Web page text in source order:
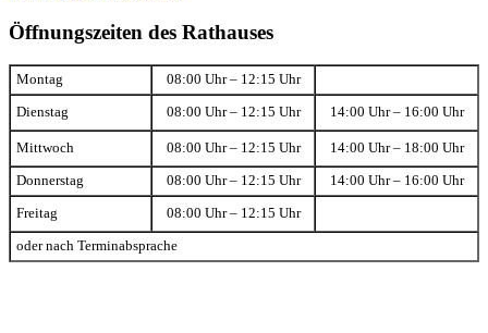
Öffnungszeiten des Rathauses
Montag 08:00 Uhr – 12:15 Uhr
Dienstag 08:00 Uhr – 12:15 Uhr 14:00 Uhr – 16:00 Uhr
Mittwoch 08:00 Uhr – 12:15 Uhr 14:00 Uhr – 18:00 Uhr
Donnerstag 08:00 Uhr – 12:15 Uhr 14:00 Uhr – 16:00 Uhr
Freitag 08:00 Uhr – 12:15 Uhr
oder nach Terminabsprache